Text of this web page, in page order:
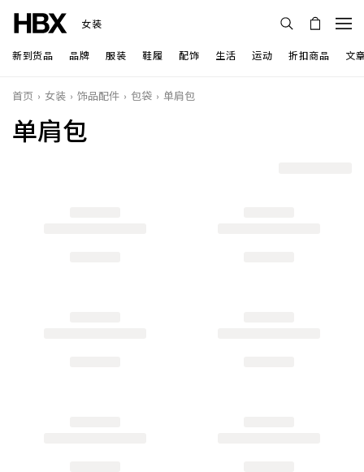
女装
新到货品 品牌 服装 鞋履 配饰 生活 运动 折扣商品 文
首页 女装 饰品配件 包袋 单肩包
单肩包